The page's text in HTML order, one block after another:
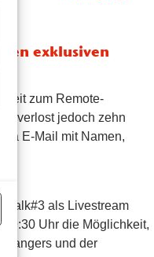
exklusiven
zum Remote-
verlost jedoch zehn
E-Mail mit Namen,
als Livestream
Uhr die Möglichkeit,
und der